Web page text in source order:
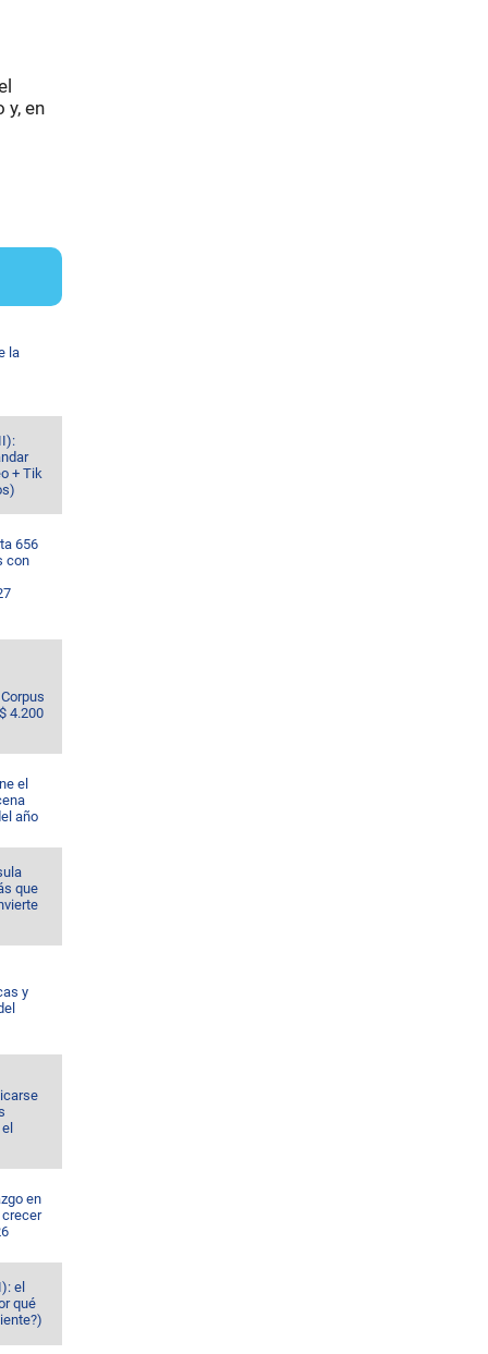
y, en
la
+ Tik
656
con
4.200
el
año
que
y
en
crecer
el
qué